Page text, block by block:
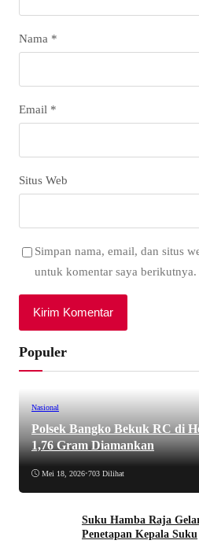
Nama *
Email *
Situs Web
Simpan nama, email, dan situs
untuk komentar saya berikutnya.
Populer
Nasional
Polsek Bangko Bekuk RC di
1,76 Gram Diamankan
Mei 18, 2026•703 Dilihat
Suku Hamba Raja
Penetapan Kepala Suku